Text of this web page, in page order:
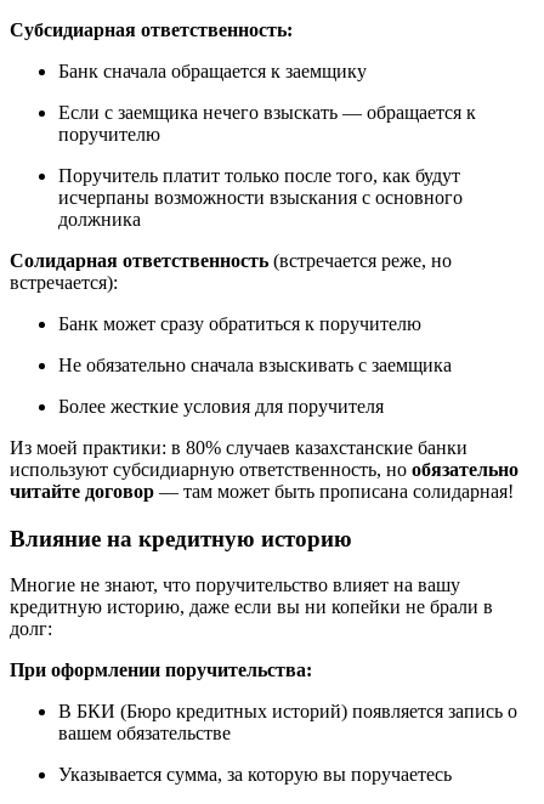
Субсидиарная ответственность:
Банк сначала обращается к заемщику
Если с заемщика нечего взыскать — обращается к
поручителю
Поручитель платит только после того, как будут
исчерпаны возможности взыскания с основного
должника
Солидарная ответственность (встречается реже, но
встречается):
Банк может сразу обратиться к поручителю
Не обязательно сначала взыскивать с заемщика
Более жесткие условия для поручителя
Из моей практики: в 80% случаев казахстанские банки
используют субсидиарную ответственность, но обязательно
читайте договор — там может быть прописана солидарная!
Влияние на кредитную историю
Многие не знают, что поручительство влияет на вашу
кредитную историю, даже если вы ни копейки не брали в
долг:
При оформлении поручительства:
В БКИ (Бюро кредитных историй) появляется запись о
вашем обязательстве
Указывается сумма, за которую вы поручаетесь